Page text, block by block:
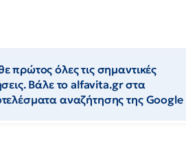
πρώτος όλες τις σημαντικές
Βάλε το alfavita.gr στα
αναζήτησης της Google